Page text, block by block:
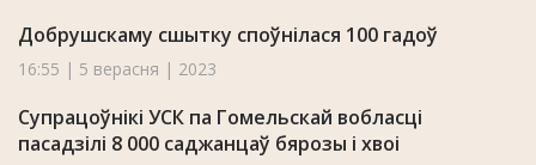
Добрушскаму сшытку споўнілася 100 гадоў
16:55 | 5 верасня | 2023
Супрацоўнікі УСК па Гомельскай вобласці
пасадзілі 8 000 саджанцаў бярозы і хвоі